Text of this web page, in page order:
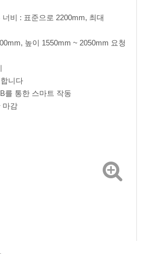
비 : 표준으로 2200mm, 최대
높이 1550mm ~ 2050mm 요청
니다
를 통한 스마트 작동
마감